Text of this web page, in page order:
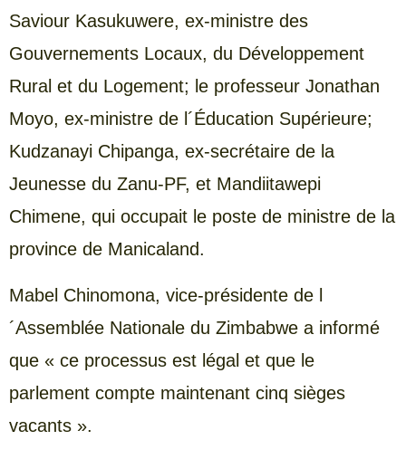
Saviour Kasukuwere, ex-ministre des
Gouvernements Locaux, du Développement
Rural et du Logement; le professeur Jonathan
Moyo, ex-ministre de l´Éducation Supérieure;
Kudzanayi Chipanga, ex-secrétaire de la
Jeunesse du Zanu-PF, et Mandiitawepi
Chimene, qui occupait le poste de ministre de la
province de Manicaland.
Mabel Chinomona, vice-présidente de l
´Assemblée Nationale du Zimbabwe a informé
que « ce processus est légal et que le
parlement compte maintenant cinq sièges
vacants ».